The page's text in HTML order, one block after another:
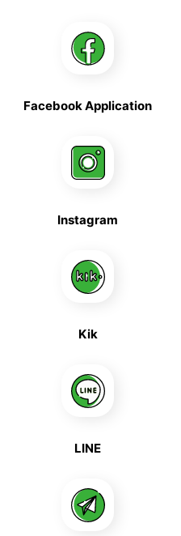
Facebook Application
Instagram
Kik
LINE